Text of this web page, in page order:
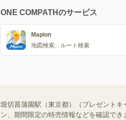
ONE COMPATHのサービス
Mapion
地図検索、ルート検索
堀切菖蒲園駅（東京都）（プレゼント
ン、期間限定の特売情報などを確認で